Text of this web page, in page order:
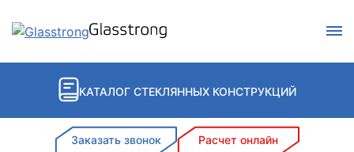
КАТАЛОГ СТЕКЛЯННЫХ КОНСТРУКЦИЙ
Заказать звонок Расчет онлайн